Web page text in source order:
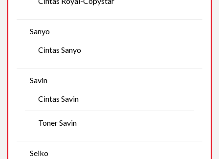
Sanyo
Cintas Sanyo
Savin
Cintas Savin
Toner Savin
Seiko